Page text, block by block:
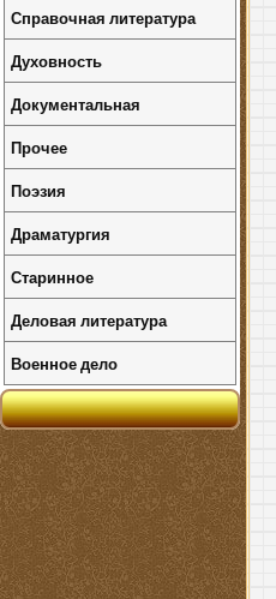
Справочная литература
Духовность
Документальная
Прочее
Поэзия
Драматургия
Старинное
Деловая литература
Военное дело